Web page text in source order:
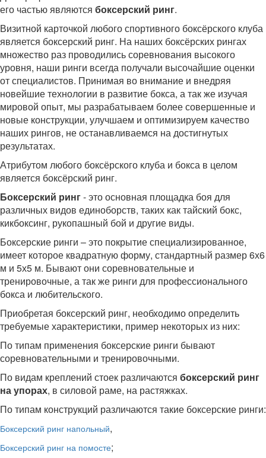
его частью являются боксерский ринг.
Визитной карточкой любого спортивного боксёрского клуба
является боксерский ринг. На наших боксёрских рингах
множество раз проводились соревнования высокого
уровня, наши ринги всегда получали высочайшие оценки
от специалистов. Принимая во внимание и внедряя
новейшие технологии в развитие бокса, а так же изучая
мировой опыт, мы разрабатываем более совершенные и
новые конструкции, улучшаем и оптимизируем качество
наших рингов, не останавливаемся на достигнутых
результатах.
Атрибутом любого боксёрского клуба и бокса в целом
является боксёрский ринг.
Боксерский ринг- это основная площадка боя для
различных видов единоборств, таких как тайский бокс,
кикбоксинг, рукопашный бой и другие виды.
Боксерские ринги – это покрытие специализированное,
имеет которое квадратную форму, стандартный размер 6х6
м и 5х5 м. Бывают они соревновательные и
тренировочные, а так же ринги для профессионального
бокса и любительского.
Приобретая боксерский ринг, необходимо определить
требуемые характеристики, пример некоторых из них:
По типам применения боксерские ринги бывают
соревновательными и тренировочными.
По видам креплений стоек различаются боксерский ринг
на упорах, в силовой раме, на растяжках.
По типам конструкций различаются такие боксерские ринги:
Боксерский ринг напольный,
Боксерский ринг на помосте;